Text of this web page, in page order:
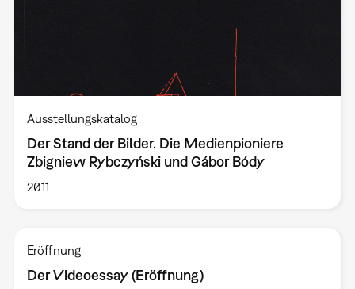
Ausstellungskatalog
Der Stand der Bilder. Die Medienpioniere
Zbigniew Rybczyński und Gábor Bódy
2011
Eröffnung
Der Videoessay (Eröffnung)